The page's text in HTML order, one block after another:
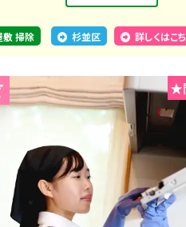
敷 掃除 杉並区 詳しくはこ
★